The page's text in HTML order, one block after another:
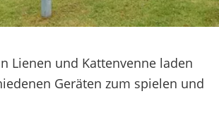
Lienen und Kattenvenne laden
Geräten zum spielen und